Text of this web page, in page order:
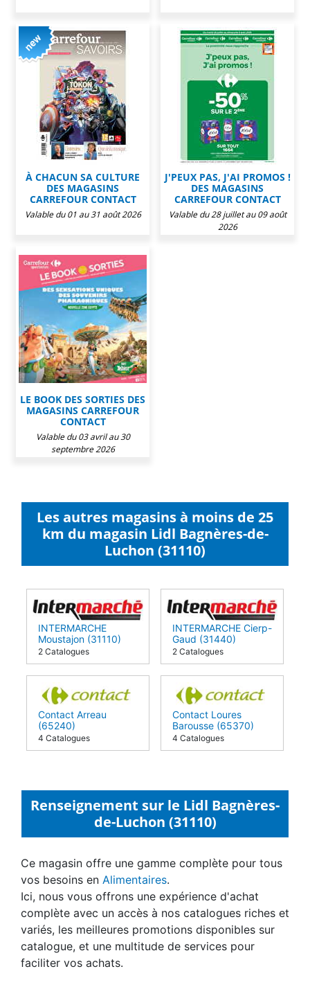
À CHACUN SA CULTURE
DES MAGASINS
CARREFOUR CONTACT
Valable du 01 au 31 août 2026
J'PEUX PAS, J'AI PROMOS !
DES MAGASINS
CARREFOUR CONTACT
Valable du 28 juillet au 09 août
2026
LE BOOK DES SORTIES DES
MAGASINS CARREFOUR
CONTACT
Valable du 03 avril au 30
septembre 2026
Les autres magasins à moins de 25
km du magasin Lidl Bagnères-de-
Luchon (31110)
INTERMARCHE
Moustajon (31110)
2 Catalogues
INTERMARCHE Cierp-
Gaud (31440)
2 Catalogues
Contact Arreau
(65240)
4 Catalogues
Contact Loures
Barousse (65370)
4 Catalogues
Renseignement sur le Lidl Bagnères-
de-Luchon (31110)
Ce magasin offre une gamme complète pour tous
vos besoins en Alimentaires.
Ici, nous vous offrons une expérience d'achat
complète avec un accès à nos catalogues riches et
variés, les meilleures promotions disponibles sur
catalogue, et une multitude de services pour
faciliter vos achats.